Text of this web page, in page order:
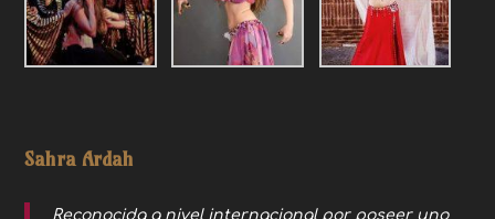
Sahra Ardah
Reconocida a nivel internacional por poseer uno